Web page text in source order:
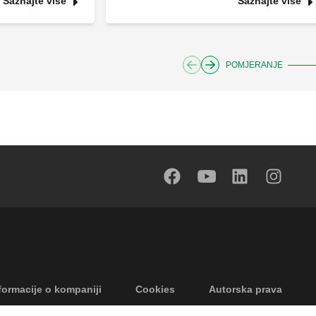
POMJERANJE
o kompaniji Cookies Autorska prava